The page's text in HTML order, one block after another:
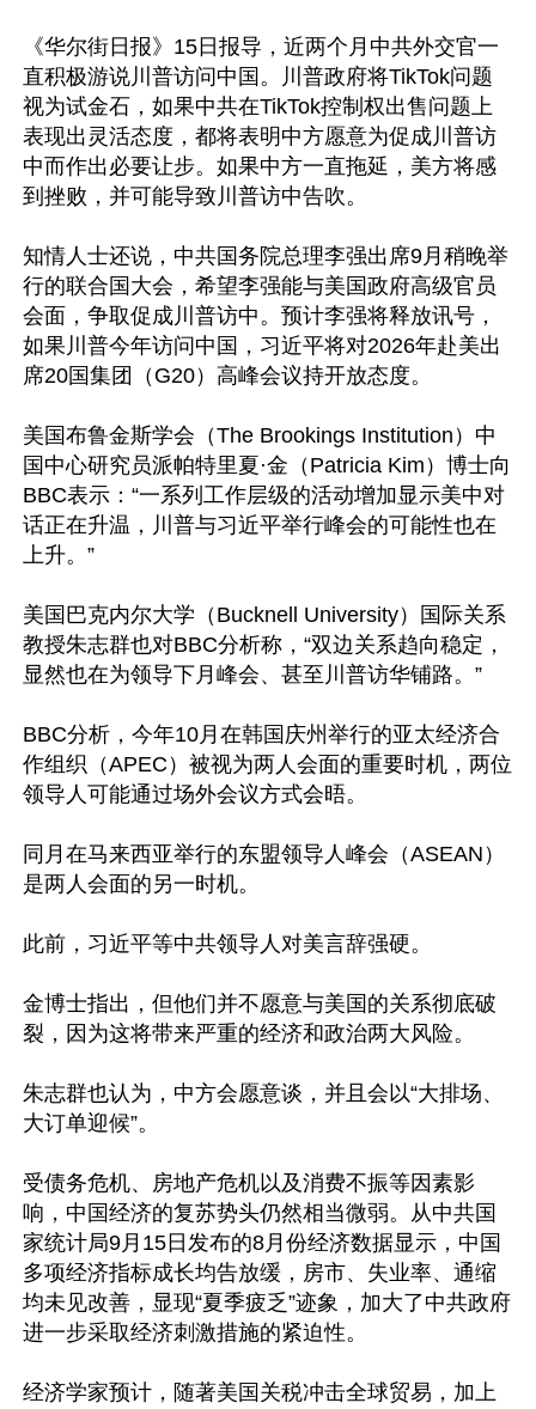
《华尔街日报》15日报导，近两个月中共外交官一
直积极游说川普访问中国。川普政府将TikTok问题
视为试金石，如果中共在TikTok控制权出售问题上
表现出灵活态度，都将表明中方愿意为促成川普访
中而作出必要让步。如果中方一直拖延，美方将感
到挫败，并可能导致川普访中告吹。
知情人士还说，中共国务院总理李强出席9月稍晚举
行的联合国大会，希望李强能与美国政府高级官员
会面，争取促成川普访中。预计李强将释放讯号，
如果川普今年访问中国，习近平将对2026年赴美出
席20国集团（G20）高峰会议持开放态度。
美国布鲁金斯学会（The Brookings Institution）中
国中心研究员派帕特里夏·金（Patricia Kim）博士向
BBC表示：“一系列工作层级的活动增加显示美中对
话正在升温，川普与习近平举行峰会的可能性也在
上升。”
美国巴克内尔大学（Bucknell University）国际关系
教授朱志群也对BBC分析称，“双边关系趋向稳定，
显然也在为领导下月峰会、甚至川普访华铺路。”
BBC分析，今年10月在韩国庆州举行的亚太经济合
作组织（APEC）被视为两人会面的重要时机，两位
领导人可能通过场外会议方式会晤。
同月在马来西亚举行的东盟领导人峰会（ASEAN）
是两人会面的另一时机。
此前，习近平等中共领导人对美言辞强硬。
金博士指出，但他们并不愿意与美国的关系彻底破
裂，因为这将带来严重的经济和政治两大风险。
朱志群也认为，中方会愿意谈，并且会以“大排场、
大订单迎候”。
受债务危机、房地产危机以及消费不振等因素影
响，中国经济的复苏势头仍然相当微弱。从中共国
家统计局9月15日发布的8月份经济数据显示，中国
多项经济指标成长均告放缓，房市、失业率、通缩
均未见改善，显现“夏季疲乏”迹象，加大了中共政府
进一步采取经济刺激措施的紧迫性。
经济学家预计，随著美国关税冲击全球贸易，加上